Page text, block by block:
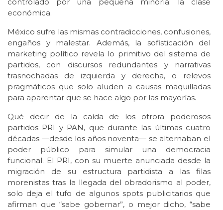
controlado por una pequeña minoría: la clase
económica.
México sufre las mismas contradicciones, confusiones,
engaños y malestar. Además, la sofisticación del
marketing político revela lo primitivo del sistema de
partidos, con discursos redundantes y narrativas
trasnochadas de izquierda y derecha, o relevos
pragmáticos que solo aluden a causas maquilladas
para aparentar que se hace algo por las mayorías.
Qué decir de la caída de los otrora poderosos
partidos PRI y PAN, que durante las últimas cuatro
décadas —desde los años noventa— se alternaban el
poder público para simular una democracia
funcional. El PRI, con su muerte anunciada desde la
migración de su estructura partidista a las filas
morenistas tras la llegada del obradorismo al poder,
solo deja el tufo de algunos spots publicitarios que
afirman que “sabe gobernar”, o mejor dicho, “sabe